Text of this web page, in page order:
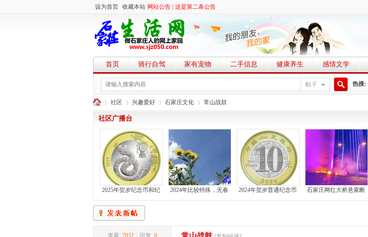
设为首页 收藏本站 网站公告 | 这是第二条公告
首页 骑行自驾 家有宠物 二手信息 健康养生 感情文学
帖子
索
热搜:
社区
›
兴趣爱好
›
石家庄文化 常山战鼓
社区广播台
2025年贺岁纪念币和纪 2024年比较特殊，无春 2024年贺岁普通纪念币 石家庄网红大桥悬索断
查看: 7032 回复: 0